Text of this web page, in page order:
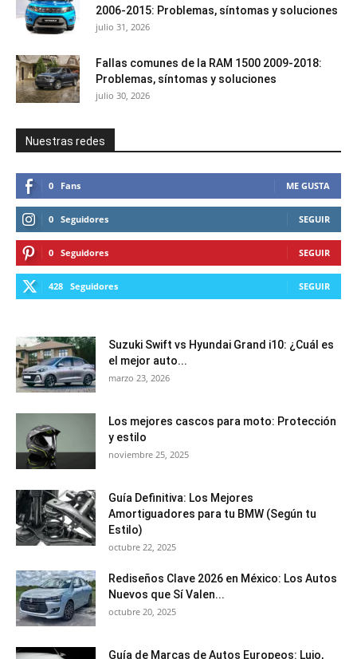
2006-2015: Problemas, síntomas y soluciones
julio 31, 2026
Fallas comunes de la RAM 1500 2009-2018:
Problemas, síntomas y soluciones
julio 30, 2026
Nuestras redes
0 Fans ME GUSTA
0 Seguidores SEGUIR
0 Seguidores SEGUIR
428 Seguidores SEGUIR
Suzuki Swift vs Hyundai Grand i10: ¿Cuál es
el mejor auto...
marzo 23, 2026
Los mejores cascos para moto: Protección
y estilo
noviembre 25, 2025
Guía Definitiva: Los Mejores
Amortiguadores para tu BMW (Según tu
Estilo)
octubre 22, 2025
Rediseños Clave 2026 en México: Los Autos
Nuevos que Sí Valen...
octubre 20, 2025
Guía de Marcas de Autos Europeos: Lujo,